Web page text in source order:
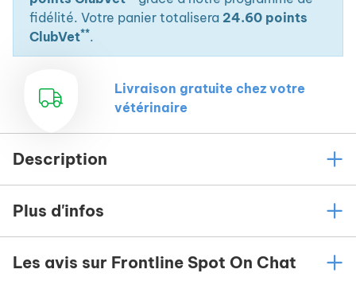
fidélité. Votre panier totalisera 24.60 points
ClubVet**.
Livraison gratuite chez votre
vétérinaire
Description
Plus d'infos
Les avis sur Frontline Spot On Chat